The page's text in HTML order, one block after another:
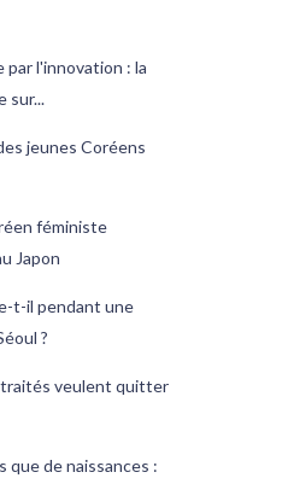
par l'innovation : la
sur...
jeunes Coréens
féministe
Japon
t-il pendant une
?
veulent quitter
que de naissances :